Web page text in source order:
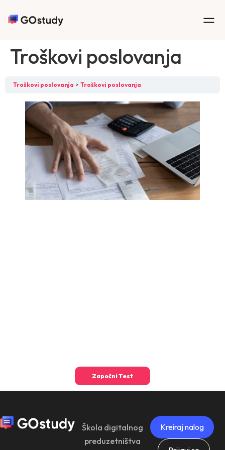
Troškovi poslovanja
Troškovi poslovanja Troškovi poslovanja
Škola digitalnog
preduzetništva
Kreiraj nalog